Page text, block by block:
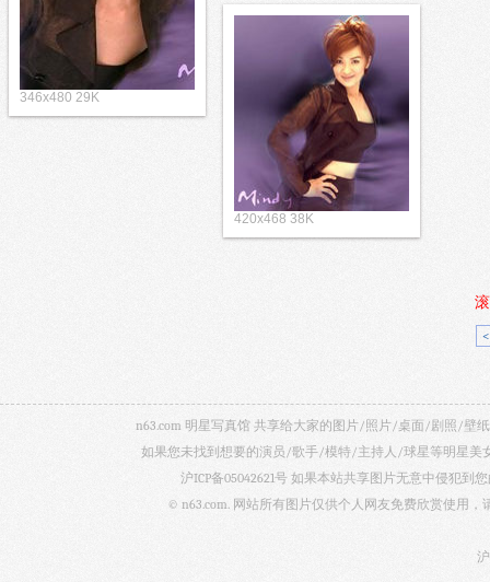
346x480 29K
420x468 38K
n63.com 明星写真馆 共享给大家的图片/照片/桌面/剧照/壁
如果您未找到想要的演员/歌手/模特/主持人/球星等明星美
沪ICP备05042621号 如果本站共享图片无意中侵犯到
© n63.com. 网站所有图片仅供个人网友免费欣赏使用